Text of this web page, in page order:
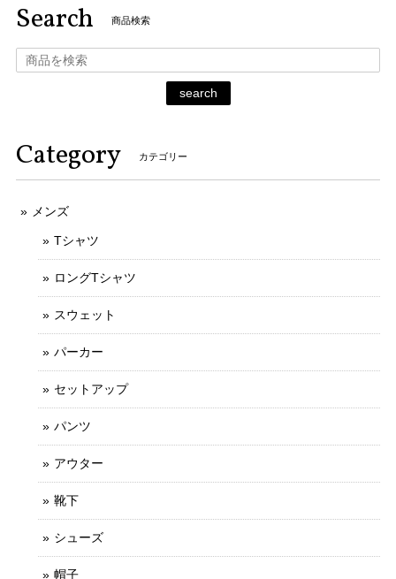
Search 商品検索
search
Category カテゴリー
メンズ
Tシャツ
ロングTシャツ
スウェット
パーカー
セットアップ
パンツ
アウター
靴下
シューズ
帽子